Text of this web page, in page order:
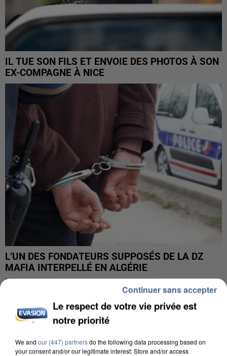
IL TUE SON FILS ET ENVOIE DES PHOTOS À SON
EX-COMPAGNE À NICE
L’UN DES FONDATEURS SUPPOSÉS DE LA DZ
MAFIA INTERPELLÉ EN ALGÉRIE
Le respect de votre vie privée est
notre priorité
We and our (447) partnersdo the following data processing based on
your consent and/or our legitimate interest: Store and/or access
Continuer sans accepter